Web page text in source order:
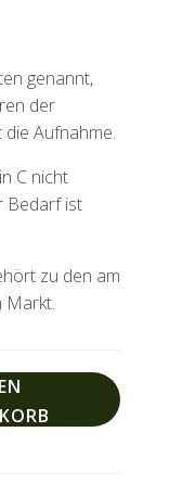
genannt,
der
Aufnahme.
C nicht
Bedarf ist
zu den am
Markt.